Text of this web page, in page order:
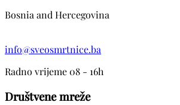
Bosnia and Hercegovina
info@sveosmrtnice.ba
Radno vrijeme 08 - 16h
Društvene mreže